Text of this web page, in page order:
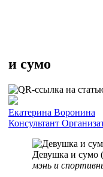
и сумо
Екатерина Воронина
Консультант
Девушка и сумо (
мэнь и